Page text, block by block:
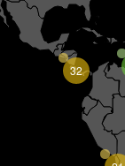
32